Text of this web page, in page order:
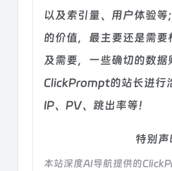
以及索引量、用户体验
的价值，最主要还是需
及需要，一些确切的数据
ClickPrompt的站长进行
IP、PV、跳出率等！
特别声
本站深度AI导航提供的